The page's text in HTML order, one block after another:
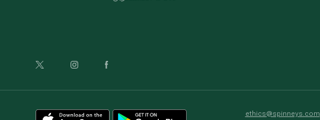
ethics@spinneys.com